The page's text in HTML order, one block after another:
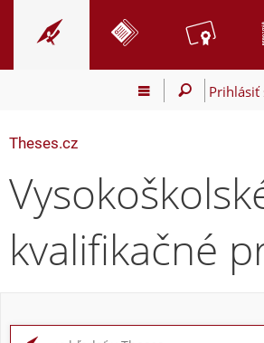
Prihlásiť
Theses.cz
kvalifikačné